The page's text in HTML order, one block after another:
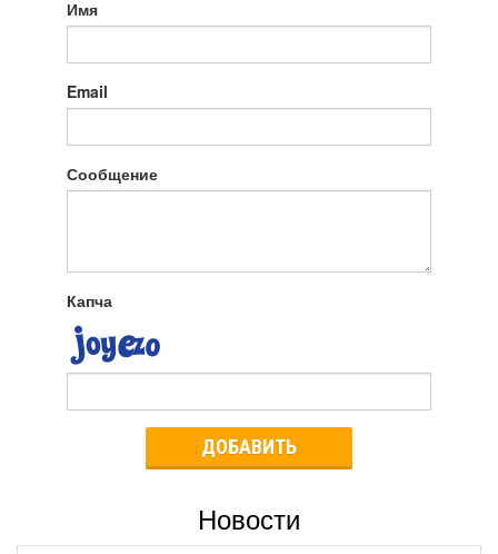
Имя
Email
Сообщение
Капча
ДОБАВИТЬ
Новости